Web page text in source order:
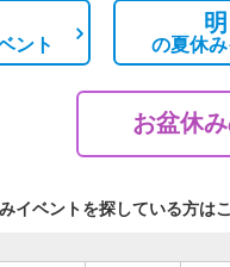
ント の夏休
お盆休み
イベントを探している方は